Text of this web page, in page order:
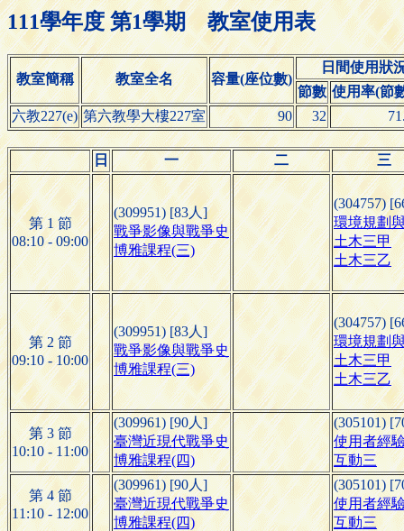
111學年度 第1學期 教室使用表
教室簡稱 教室全名 容量(座位數)
日間使用狀
節數 使用率(節
六教227(e) 第六教學大樓227室 90 32
日 一 二 三
第 1 節
08:10 - 09:00
(309951) [83人]
戰爭影像與戰爭史
博雅課程(三)
(304757)
環境規劃
土木三甲
土木三乙
第 2 節
09:10 - 10:00
(309951) [83人]
戰爭影像與戰爭史
博雅課程(三)
(304757)
環境規劃
土木三甲
土木三乙
第 3 節
10:10 - 11:00
(309961) [90人]
臺灣近現代戰爭史
博雅課程(四)
(305101)
使用者經
互動三
第 4 節
11:10 - 12:00
(309961) [90人]
臺灣近現代戰爭史
博雅課程(四)
(305101)
使用者經
互動三